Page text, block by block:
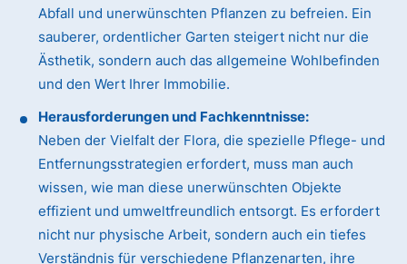
Abfall und unerwünschten Pflanzen zu befreien. Ein
sauberer, ordentlicher Garten steigert nicht nur die
Ästhetik, sondern auch das allgemeine Wohlbefinden
und den Wert Ihrer Immobilie.
Herausforderungen und Fachkenntnisse:
Neben der Vielfalt der Flora, die spezielle Pflege- und
Entfernungsstrategien erfordert, muss man auch
wissen, wie man diese unerwünschten Objekte
effizient und umweltfreundlich entsorgt. Es erfordert
nicht nur physische Arbeit, sondern auch ein tiefes
Verständnis für verschiedene Pflanzenarten, ihre